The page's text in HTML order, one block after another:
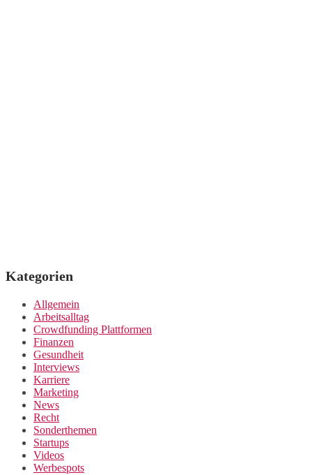
Kategorien
Allgemein
Arbeitsalltag
Crowdfunding Plattformen
Finanzen
Gesundheit
Interviews
Karriere
Marketing
News
Recht
Sonderthemen
Startups
Videos
Werbespots